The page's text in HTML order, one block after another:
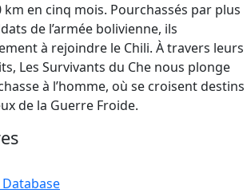
km en cinq mois. Pourchassés par plus
de l’armée bolivienne, ils
à rejoindre le Chili. À travers leurs
Les Survivants du Che nous plonge
à l’homme, où se croisent destins
de la Guerre Froide.